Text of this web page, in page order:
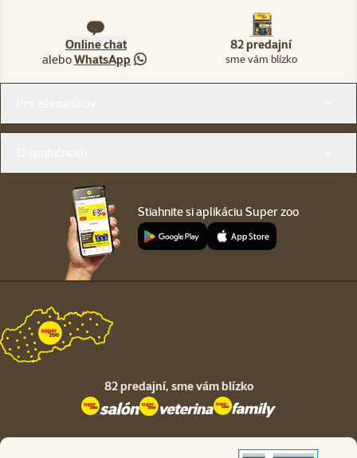
Online chat
aleboWhatsApp
82 predajní
sme vám blízko
Stiahnite si aplikáciu Super zoo
82 predajní, sme vám blízko